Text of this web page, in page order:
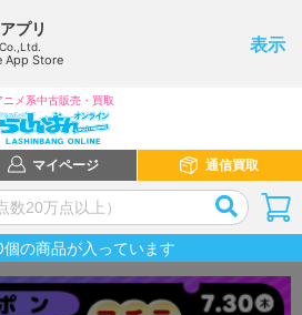
プリ
App Store
表示
ニメ系中古販売・買取
マイページ 通信買取
個の商品が入っています